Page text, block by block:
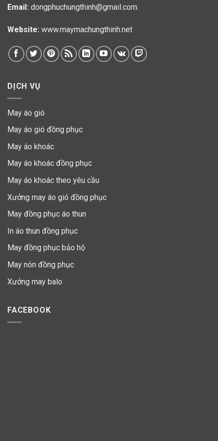
Email: dongphuchungthinh@gmail.com.
Website: www.maymachungthinh.net
DỊCH VỤ
May áo gió
May áo gió đồng phục
May áo khoác
May áo khoác đồng phục
May áo khoác theo yêu cầu
Xưởng may áo gió đồng phục
May đồng phục áo thun
In áo thun đồng phục
May đồng phục bảo hộ
May nón đồng phục
Xưởng may balo
FACEBOOK